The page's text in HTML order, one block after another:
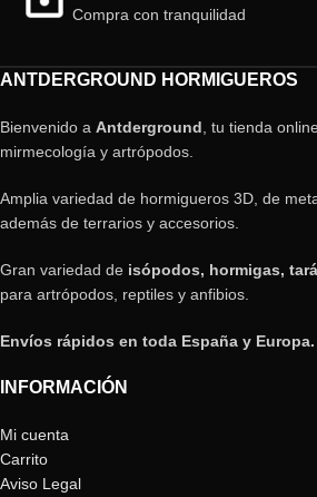
Compra con tranquilidad
ANTDERGROUND HORMIGUEROS
Bienvenido a Antderground , tu tienda
mirmecología y artrópodos.
Amplia variedad de hormigueros 3D, de
además de terrarios y accesorios.
Gran variedad de isópodos, hormigas,
para artrópodos, reptiles y anfibios.
Envíos rápidos en toda España y Europa.
INFORMACIÓN
Mi cuenta
Carrito
Aviso Legal